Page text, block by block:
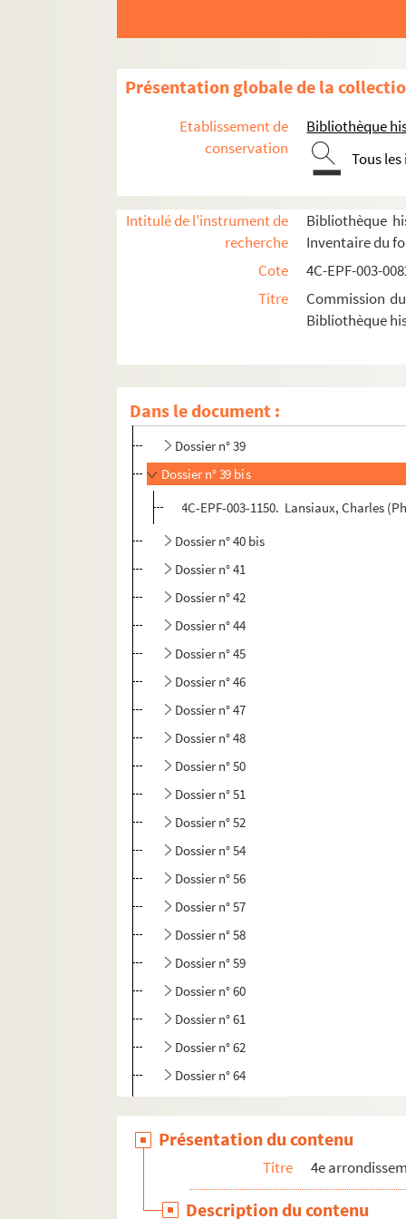
Présentation globale de la
Etablissement de
conservation
Bibliothèque
Tous
Intitulé de l'instrument de
recherche
Bibliothèque
Inventaire du
Cote
4C-EPF-003-
Titre
Commission
Bibliothèque
Dans le document :
Dossier n° 25 bis
Dossier n° 27
Dossier n° 29
Dossier n° 30
Dossier n° 31
Dossier n° 34 bis
Dossier n° 35
Dossier n° 37
Dossier n° 39
Dossier n° 39 bis
4C-EPF-003-1150. Lansiaux, Charles
Dossier n° 40 bis
Dossier n° 41
Dossier n° 42
Dossier n° 44
Dossier n° 45
Dossier n° 46
Dossier n° 47
Dossier n° 48
Dossier n° 50
Dossier n° 51
Dossier n° 52
Dossier n° 54
Dossier n° 56
Dossier n° 57
Dossier n° 58
Dossier n° 59
Dossier n° 60
Dossier n° 61
Dossier n° 62
Dossier n° 64
Dossier n° 65 bis
Dossier n° 65 ter
Dossier n° 65 quater
Présentation du contenu
Titre 4e
Description du contenu